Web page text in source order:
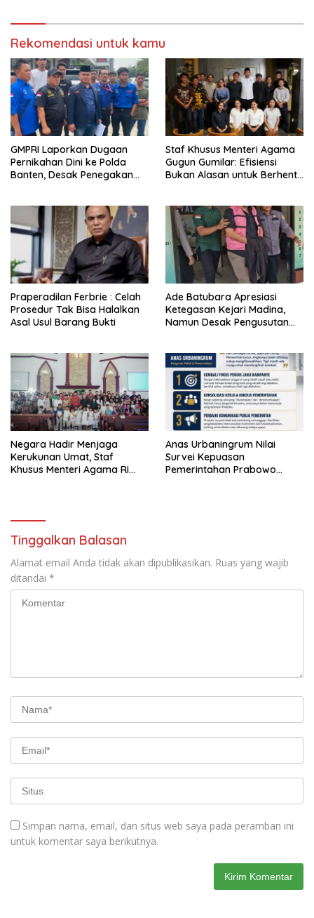
Rekomendasi untuk kamu
GMPRI Laporkan Dugaan
Pernikahan Dini ke Polda
Banten, Desak Penegakan
Staf Khusus Menteri Agama
Gugun Gumilar: Efisiensi
Bukan Alasan untuk Berhenti
Praperadilan Ferbrie : Celah
Prosedur Tak Bisa Halalkan
Asal Usul Barang Bukti
Ade Batubara Apresiasi
Ketegasan Kejari Madina,
Namun Desak Pengusutan
Terlibat Kasus Smart Village
Negara Hadir Menjaga
Kerukunan Umat, Staf
Khusus Menteri Agama RI
Anas Urbaningrum Nilai
Survei Kepuasan
Pemerintahan Prabowo
Tinggalkan Balasan
Alamat email Anda tidak akan dipublikasikan. Ruas yang wajib
ditandai *
Simpan nama, email, dan situs web saya pada peramban ini
untuk komentar saya berikutnya.